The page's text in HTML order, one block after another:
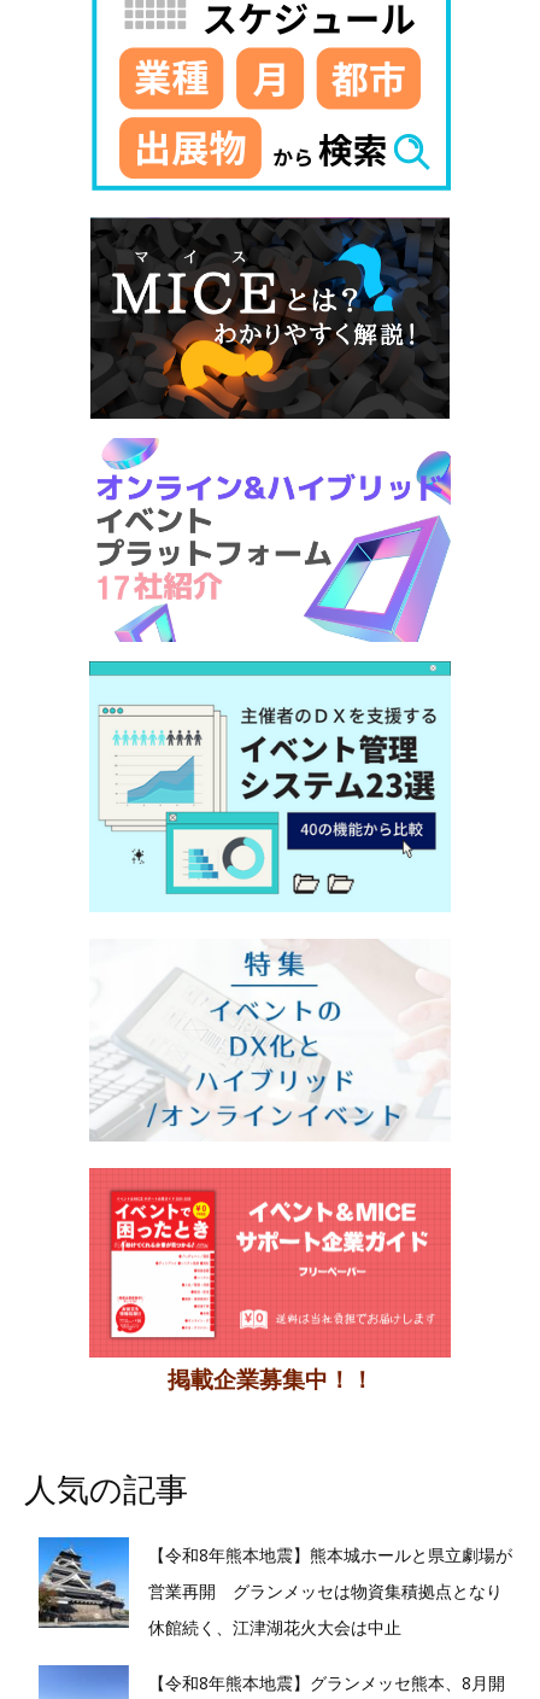
掲載企業募集中！！
人気の記事
【令和8年熊本地震】熊本城ホールと県立劇場が
営業再開 グランメッセは物資集積拠点となり
休館続く、江津湖花火大会は中止
【令和8年熊本地震】グランメッセ熊本、8月開